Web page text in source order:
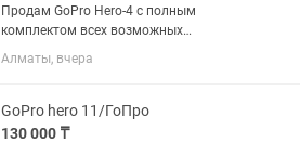
Продам GoPro Hero-4 с полным
комплектом всех возможных
аксессуаров (смотрите фото). Отлично
работает, никогда не была в воде и не
разбиралась. Все можете проверить на
месте.
Алматы, вчера
GoPro hero 11/ГоПро
130 000 ₸